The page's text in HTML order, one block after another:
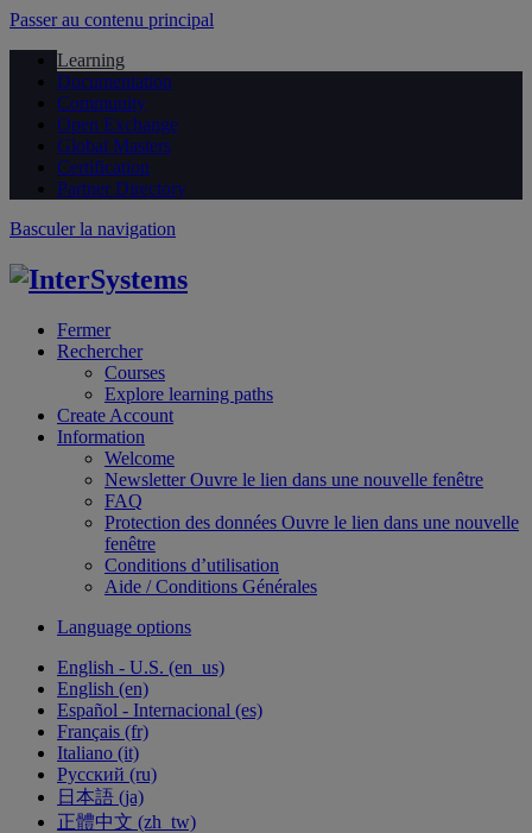
Passer au contenu principal
Learning
Documentation
Community
Open Exchange
Global Masters
Certification
Partner Directory
Basculer la navigation
Fermer
Rechercher
Courses
Explore learning paths
Create Account
Information
Welcome
NewsletterOuvre le lien dans une nouvelle fenêtre
FAQ
Protection des données Ouvre le lien dans une nouvelle
fenêtre
Conditions d’utilisation
Aide / Conditions Générales
Language options
English - U.S. ‎(en_us)‎
English ‎(en)‎
Español - Internacional ‎(es)‎
Français ‎(fr)‎
Italiano ‎(it)‎
Русский ‎(ru)‎
日本語 ‎(ja)‎
正體中文 ‎(zh_tw)‎